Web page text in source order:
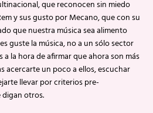
que reconocen sin miedo
y sus gusto por Mecano, que con su
que nuestra música sea alimento
guste la música, no a un sólo sector
a la hora de afirmar que ahora son más
acercarte un poco a ellos, escuchar
llevar por criterios pre-
otros.